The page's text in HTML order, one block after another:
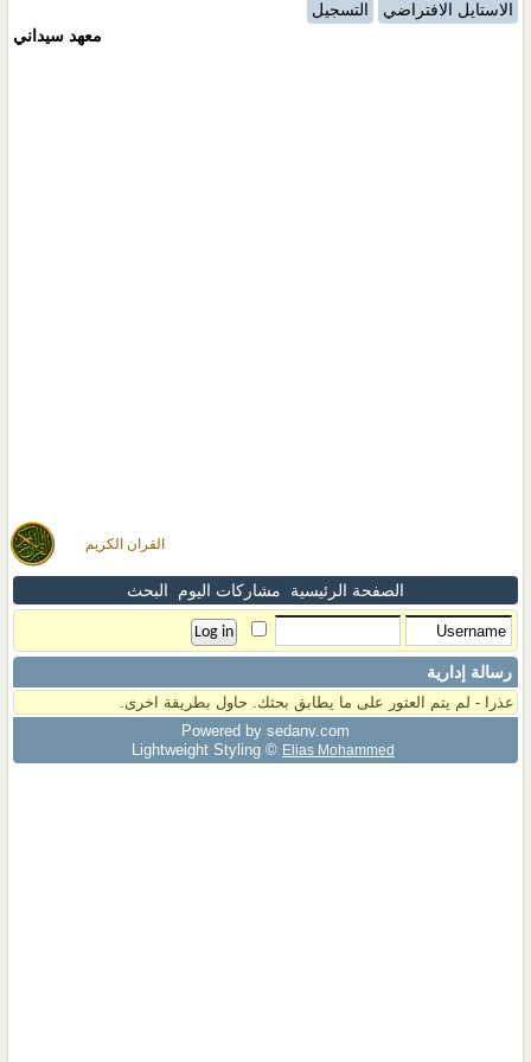
القران الكريم
الاستايل الافتراضي
التسجيل
معهد سيداني
الصفحة الرئيسية مشاركات اليوم البحث
رسالة إدارية
عذرا - لم يتم العثور على ما يطابق بحثك. حاول بطريقة اخرى.
Powered by sedany.com
Lightweight Styling © Elias Mohammed